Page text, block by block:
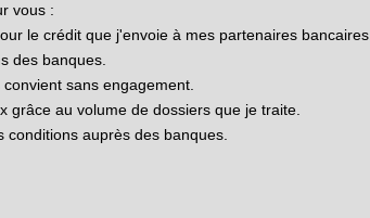
vous :
le crédit que j'envoie à mes partenaires bancaires.
des banques.
sans engagement.
grâce au volume de dossiers que je traite.
auprès des banques.